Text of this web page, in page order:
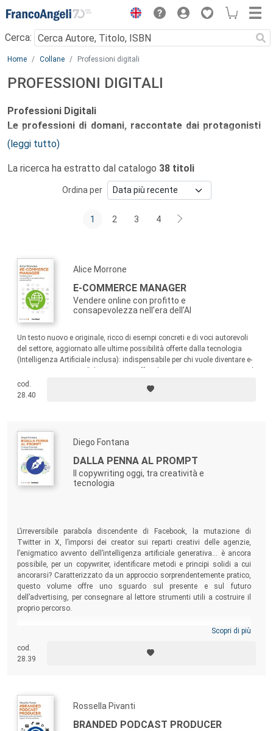
Menu
Cerca:
Main content
Home Collane Professioni digitali
PROFESSIONI DIGITALI
Professioni Digitali
Le professioni di domani, raccontate dai protagonisti
di oggi
Direzione:Alberto Maestri
Il paradigma digitale ha aperto opportunità straordinarie,
per chiunque. Innovazione, dati, omni-canalità sono solo
alcune delle keyword alla base di questa profonda
scenario così dinamico, fluido, stimolante.
In questo contesto Professioni Digitali propone una
collezione di guide pratiche raccontate dai protagonisti di
oggi: autori che hanno saputo fare la differenza nel proprio
settore diventando fonte di ispirazione per tanti. Una
che desiderano aggiornare le proprie competenze e a
quanti hanno da poco intrapreso la via del digitale.
testimonianze e contributi di grandi esperti nazionali e
Il dialogo continua su...
blog.francoangeli.it/professionidigitali
(leggi tutto)
La ricerca ha estratto dal catalogo 38 titoli
Ordina per
1 2 3 4
Alice Morrone
E-COMMERCE MANAGER
Vendere online con profitto e
consapevolezza nell’era dell’AI
Un testo nuovo e originale, ricco di esempi concreti e di voci autorevoli
del settore, aggiornato alle ultime possibilità offerte dalla tecnologia
(Intelligenza Artificiale inclusa): indispensabile per chi vuole diventare e-
meglio la figura chiave dell’e-commerce manager” (Davide Casaleggio,
CEO Casaleggio e Associati).
cod.
28.40
Diego Fontana
DALLA PENNA AL PROMPT
Il copywriting oggi, tra creatività e
tecnologia
L’irreversibile parabola discendente di Facebook, la mutazione di
Twitter in X, l’imporsi dei creator sui reparti creativi delle agenzie,
l’enigmatico avvento dell’intelligenza artificiale generativa… è ancora
possibile, per un copywriter, identificare metodi e principi solidi a cui
ancorarsi? Caratterizzato da un approccio sorprendentemente pratico,
questo volume offre uno sguardo sul presente e sul futuro
dell’advertising, per consegnare al lettore strumenti utili a costruire il
proprio percorso.
Scopri di più
cod.
28.39
Rossella Pivanti
BRANDED PODCAST PRODUCER